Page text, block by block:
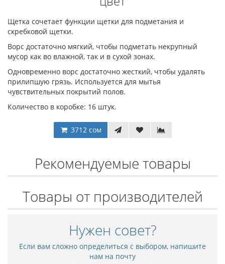
Щетка сочетает функции щетки для подметания и
скребковой щетки.
Ворс достаточно мягкий, чтобы подметать некрупный
мусор как во влажной, так и в сухой зонах.
Одновременно ворс достаточно жесткий, чтобы удалять
прилипшую грязь. Используется для мытья
чувствительных покрытий полов.
Количество в коробке: 16 штук.
3712 сом
Рекомендуемые товары
Товары от производителей
Нужен совет?
Если вам сложно определиться с выбором, напишите
нам на почту